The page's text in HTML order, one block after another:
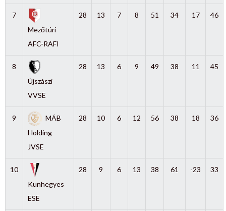
7
Mezőtúri
AFC-RAFI
28 13 7 8 51 34 17 46
8
Újszászi
VVSE
28 13 6 9 49 38 11 45
9
MÁB
Holding
JVSE
28 10 6 12 56 38 18 36
10
Kunhegyes
ESE
28 9 6 13 38 61 -23 33